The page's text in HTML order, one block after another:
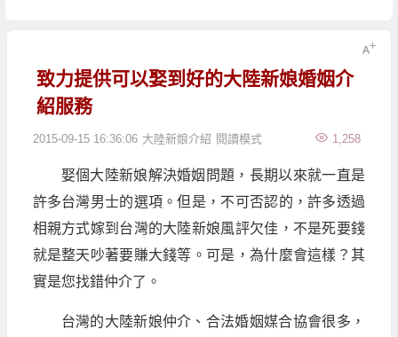
致力提供可以娶到好的大陸新娘婚姻介
紹服務
2015-09-15 16:36:06 大陸新娘介紹 1,258
閱讀模式
娶個大陸新娘解決婚姻問題，長期以來就一直是
許多台灣男士的選項。但是，不可否認的，許多透過
相親方式嫁到台灣的大陸新娘風評欠佳，不是死要錢
就是整天吵著要賺大錢等。可是，為什麼會這樣？其
實是您找錯仲介了。
台灣的大陸新娘仲介、合法婚姻媒合協會很多，